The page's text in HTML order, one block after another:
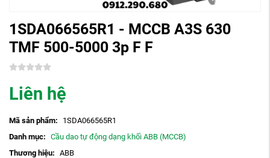
1SDA066565R1 - MCCB A3S 630
TMF 500-5000 3p F F
Liên hệ
Mã sản phẩm:
1SDA066565R1
Danh mục: Cầu dao tự động dạng khối ABB (MCCB)
Thương hiệu: ABB